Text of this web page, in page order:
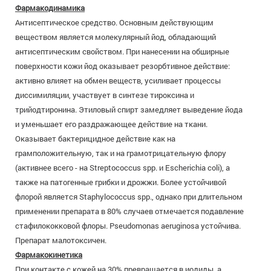
Фармакодинамика
Антисептическое средство. Основным действующим
веществом является молекулярный йод, обладающий
антисептическим свойством. При нанесении на обширные
поверхности кожи йод оказывает резорбтивное действие:
активно влияет на обмен веществ, усиливает процессы
диссимиляции, участвует в синтезе тироксина и
трийодтиронина. Этиловый спирт замедляет выведение йода
и уменьшает его раздражающее действие на ткани.
Оказывает бактерицидное действие как на
грамположительную, так и на грамотрицательную флору
(активнее всего - на Streptococcus spp. и Escherichia coli), а
также на патогенные грибки и дрожжи. Более устойчивой
флорой является Staphylococcus spp., однако при длительном
применении препарата в 80% случаев отмечается подавление
стафилококковой флоры. Pseudomonas aeruginosa устойчива.
Препарат малотоксичен.
Фармакокинетика